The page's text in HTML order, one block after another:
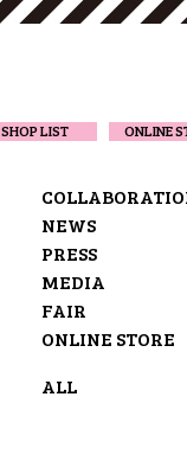
SHOP LIST ONLINE
NEWS
PRESS
MEDIA
FAIR
ONLINE STORE
ALL